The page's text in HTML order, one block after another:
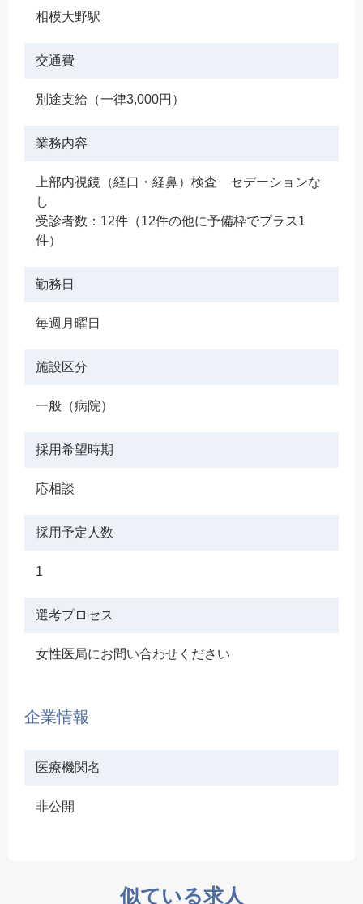
相模大野駅
交通費
別途支給（一律3,000円）
業務内容
上部内視鏡（経口・経鼻）検査 セデーションな
し
受診者数：12件（12件の他に予備枠でプラス1
件）
勤務日
毎週月曜日
施設区分
一般（病院）
採用希望時期
応相談
採用予定人数
1
選考プロセス
女性医局にお問い合わせください
企業情報
医療機関名
非公開
似ている求人